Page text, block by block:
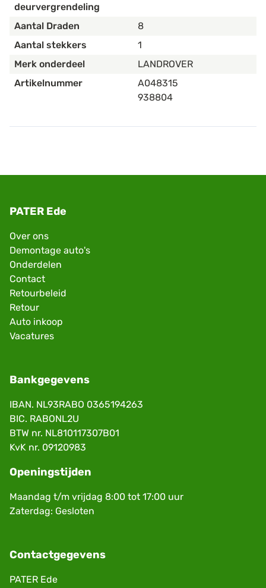
deurvergrendeling
Aantal Draden
8
Aantal stekkers
1
Merk onderdeel
LANDROVER
Artikelnummer
A048315
938804
PATER Ede
Over ons
Demontage auto's
Onderdelen
Contact
Retourbeleid
Retour
Auto inkoop
Vacatures
Bankgegevens
IBAN. NL93RABO 0365194263
BIC. RABONL2U
BTW nr. NL810117307B01
KvK nr. 09120983
Openingstijden
Maandag t/m vrijdag 8:00 tot 17:00 uur
Zaterdag: Gesloten
Contactgegevens
PATER Ede